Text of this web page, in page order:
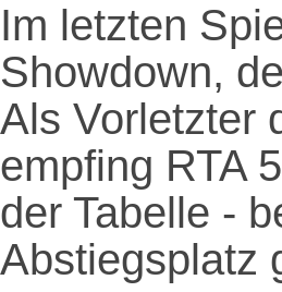
Im letzten
Showdown,
Als Vorletzter
empfing RTA
der Tabelle -
Abstiegsplatz